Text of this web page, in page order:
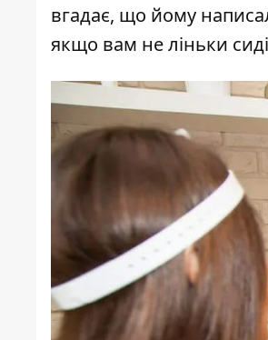
вгадає, що йому
якщо вам не ліньки